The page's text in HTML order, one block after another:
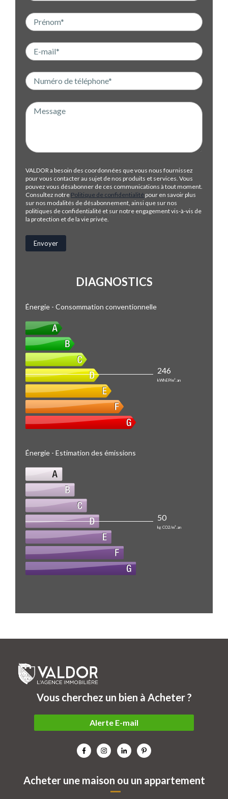
VALDOR a besoin des coordonnées que vous nous fournissez
pour vous contacter au sujet de nos produits et services. Vous
pouvez vous désabonner de ces communications à tout moment.
Consultez notre Politique de confidentialité pour en savoir plus
sur nos modalités de désabonnement, ainsi que sur nos
politiques de confidentialité et sur notre engagement vis-à-vis de
la protection et de la vie privée.
DIAGNOSTICS
Énergie - Consommation conventionnelle
246
kWhEP/m².an
Énergie - Estimation des émissions
50
kg CO2/m².an
Acheter une maison ou un appartement
Vous cherchez un bien à Acheter ?
Alerte E-mail